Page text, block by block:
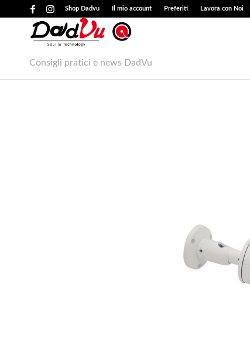
Shop Dadvu Il mio account Preferiti Lavora con Noi
Consigli pratici e news DadVu